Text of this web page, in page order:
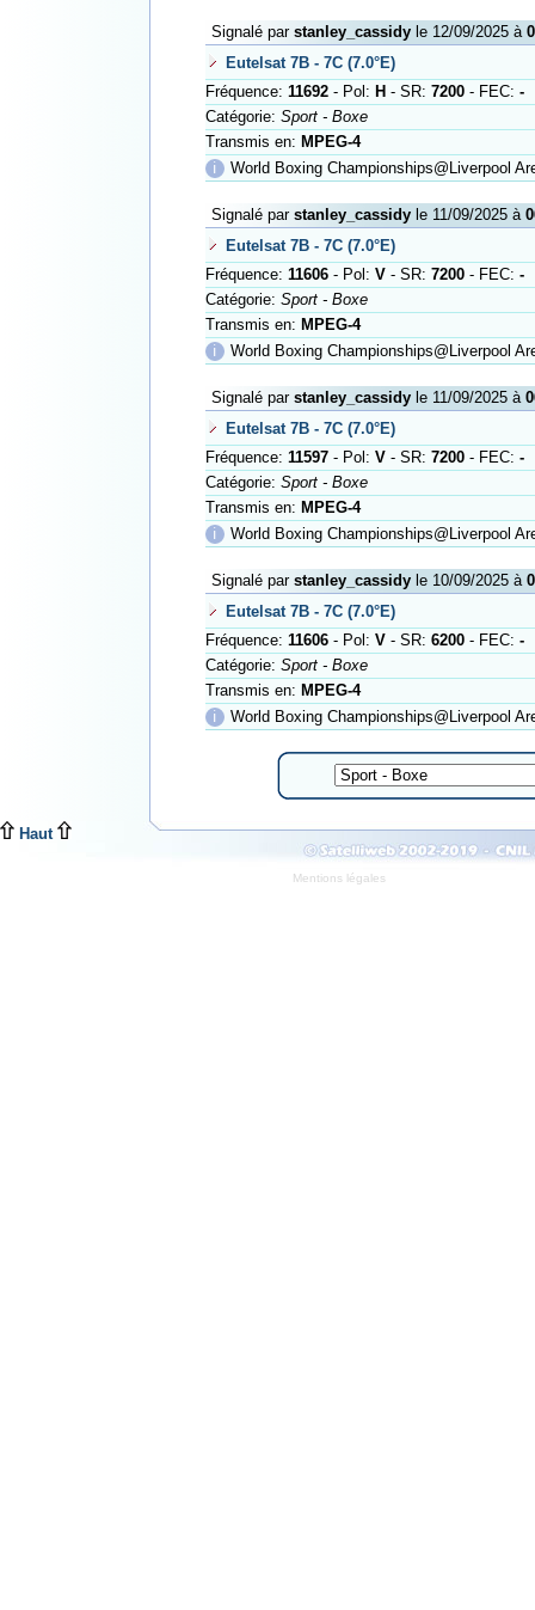
Signalé par stanley_cassidyle 12/09/2025 à
Eutelsat 7B - 7C (7.0°E)
Fréquence: 11692- Pol: H - SR: 7200- FEC: -
Catégorie: Sport - Boxe
Transmis en: MPEG-4
ℹ
World Boxing Championships@Liverpool
Signalé par stanley_cassidyle 11/09/2025 à
Eutelsat 7B - 7C (7.0°E)
Fréquence: 11606- Pol: V- SR: 7200- FEC: -
Catégorie: Sport - Boxe
Transmis en: MPEG-4
ℹ
World Boxing Championships@Liverpool
Signalé par stanley_cassidyle 11/09/2025 à
Eutelsat 7B - 7C (7.0°E)
Fréquence: 11597- Pol: V- SR: 7200- FEC: -
Catégorie: Sport - Boxe
Transmis en: MPEG-4
ℹ
World Boxing Championships@Liverpool
Signalé par stanley_cassidyle 10/09/2025 à
Eutelsat 7B - 7C (7.0°E)
Fréquence: 11606- Pol: V- SR: 6200- FEC: -
Catégorie: Sport - Boxe
Transmis en: MPEG-4
ℹ
World Boxing Championships@Liverpool
Haut
Mentions légales